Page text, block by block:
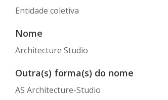
Entidade coletiva
Nome
Architecture Studio
Outra(s) forma(s) do nome
AS Architecture-Studio